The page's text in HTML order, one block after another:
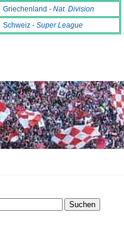
Griechenland - Nat. Division
Schweiz - Super League